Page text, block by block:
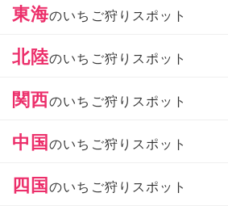
東海のいちご狩りスポット
北陸のいちご狩りスポット
関西のいちご狩りスポット
中国のいちご狩りスポット
四国のいちご狩りスポット